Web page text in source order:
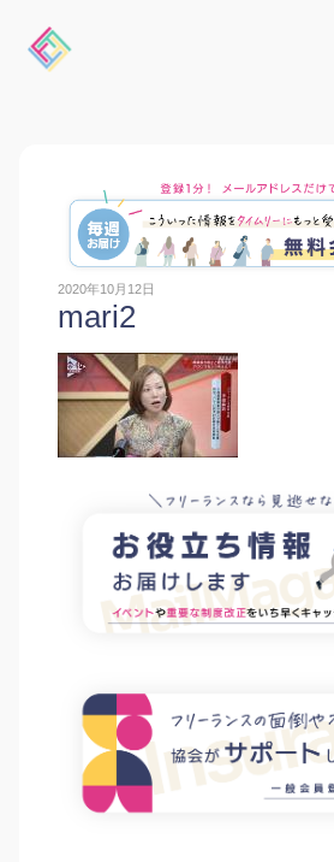
2020年10月12日
mari2